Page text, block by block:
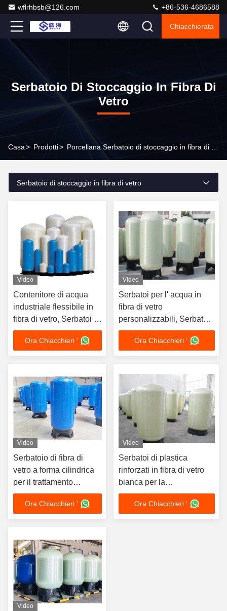
wflrhbsb@126.com +86-536-4686588
Chiacchierata
Serbatoio Di Stoccaggio In Fibra Di
Vetro
Casa> Prodotti>
Serbatoio di stoccaggio in fibra di vetro
Video
Contenitore di acqua
industriale flessibile in
fibra di vetro, Serbatoi in
fibra di vetro
Ora Chiacchieri '
Video
Serbatoi per l' acqua in
fibra di vetro
personalizzabili, Serbatoi
a pressione in FRP
PureLine Bianco
Ora Chiacchieri '
Video
Serbatoio di fibra di
vetro a forma cilindrica
per il trattamento
dell'acqua
Ora Chiacchieri '
Video
Serbatoi di plastica
rinforzati in fibra di vetro
bianca per la
conservazione dell'acqua
Ora Chiacchieri '
Video